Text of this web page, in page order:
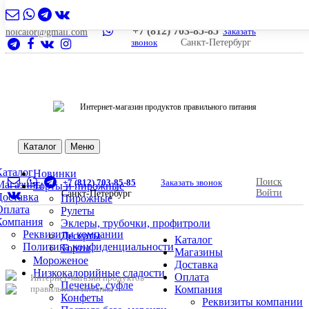
nolcalor@gmail.com +7 (812) 703-85-85 Заказать
звонок
Санкт-Петербург
Интернет-магазин продуктов правильного питания
Каталог Меню
Реквизиты компании
Политика конфиденциальности
Новинки
Торты и пирожные
Пирожные
Рулеты
Эклеры, трубочки, профитроли
Десерты
Торты
Мороженое
Низкокалорийные сладости
Печенье, суфле
Конфеты
+7 (812) 703-85-85
Заказать звонок
Санкт-Петербург
Поиск
Войти
Интернет-магазин продуктов
правильного питания
Каталог
Магазины
Доставка
Оплата
Компания
Реквизиты компании